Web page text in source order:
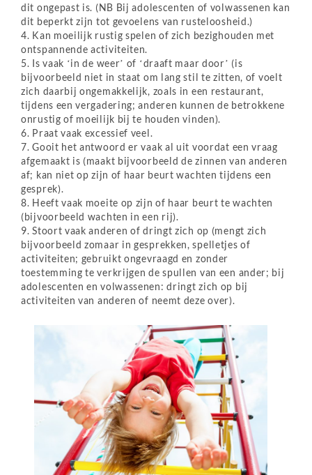
dit ongepast is. (NB Bij adolescenten of volwassenen kan
dit beperkt zijn tot gevoelens van rusteloosheid.)
4. Kan moeilijk rustig spelen of zich bezighouden met
ontspannende activiteiten.
5. Is vaak ‘in de weer’ of ‘draaft maar door’ (is
bijvoorbeeld niet in staat om lang stil te zitten, of voelt
zich daarbij ongemakkelijk, zoals in een restaurant,
tijdens een vergadering; anderen kunnen de betrokkene
onrustig of moeilijk bij te houden vinden).
6. Praat vaak excessief veel.
7. Gooit het antwoord er vaak al uit voordat een vraag
afgemaakt is (maakt bijvoorbeeld de zinnen van anderen
af; kan niet op zijn of haar beurt wachten tijdens een
gesprek).
8. Heeft vaak moeite op zijn of haar beurt te wachten
(bijvoorbeeld wachten in een rij).
9. Stoort vaak anderen of dringt zich op (mengt zich
bijvoorbeeld zomaar in gesprekken, spelletjes of
activiteiten; gebruikt ongevraagd en zonder
toestemming te verkrijgen de spullen van een ander; bij
adolescenten en volwassenen: dringt zich op bij
activiteiten van anderen of neemt deze over).